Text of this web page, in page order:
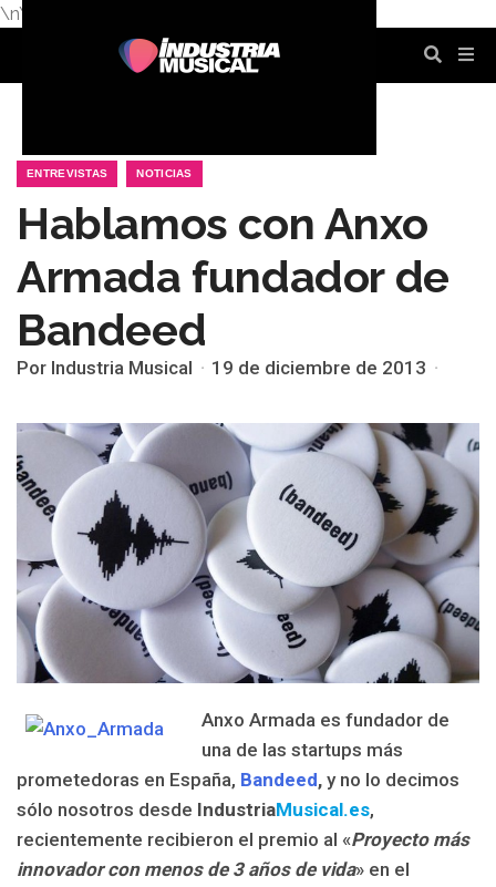
\n\n
ENTREVISTAS NOTICIAS
Hablamos con Anxo
Armada fundador de
Bandeed
Por Industria Musical 19 de diciembre de 2013
Anxo Armada es fundador de
una de las startups más
prometedoras en España, Bandeed, y no lo decimos
sólo nosotros desde IndustriaMusical.es,
recientemente recibieron el premio al «Proyecto más
innovador con menos de 3 años de vida» en el